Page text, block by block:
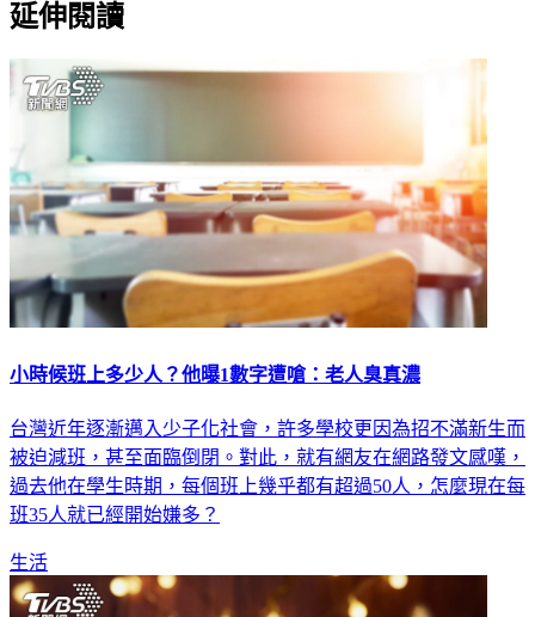
延伸閱讀
小時候班上多少人？他曝1數字遭嗆：老人臭真濃
台灣近年逐漸邁入少子化社會，許多學校更因為招不滿新生而
被迫減班，甚至面臨倒閉。對此，就有網友在網路發文感嘆，
過去他在學生時期，每個班上幾乎都有超過50人，怎麼現在每
班35人就已經開始嫌多？
生活